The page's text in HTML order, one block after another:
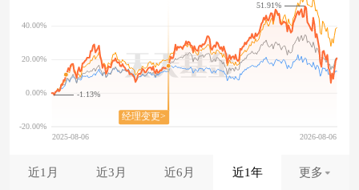
-1.13%
51.91%
近1月 近3月 近6月 近1年 更多